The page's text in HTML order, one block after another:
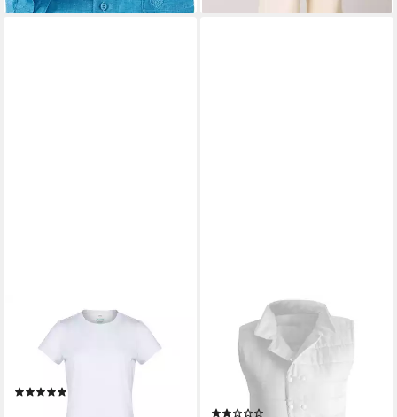
SLEEPCOOL
T-Shirt Funktionshirt Damen,
mit Kühleffekt, atmungsaktiv,
reduziert Schwitzen (1-tlg)
E.COOLINE
Funktionsweste PowerVital
Kühlweste - Kühlung durch
Aktivierung mit Wasser
stundenlange Kühlung nach